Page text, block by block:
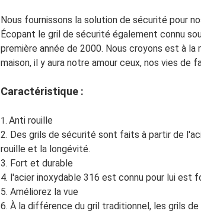
Nous fournissons la solution de sécurité pour
Écopant le gril de sécurité également connu
première année de 2000. Nous croyons est à la
maison, il y aura notre amour ceux, nos vies de
Caractéristique :
1. Anti rouille
2. Des grils de sécurité sont faits à partir de
rouille et la longévité.
3. Fort et durable
4. l'acier inoxydable 316 est connu pour lui est
5. Améliorez la vue
6. À la différence du gril traditionnel, les grils